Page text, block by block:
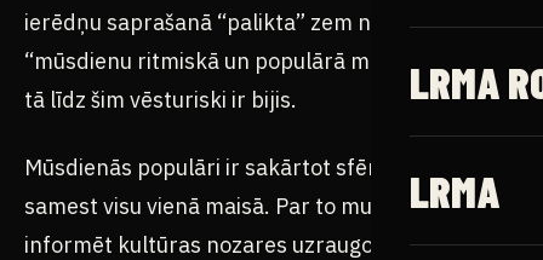
LRMA
LRMA
ierēdņu saprašanā “palikta” zem nosaukuma
“mūsdienu ritmiskā un populārā mūzika”. Tas nu
tā līdz šim vēsturiski ir bijis.
Mūsdienās populāri ir sakārtot sfēras, nevis
samest visu vienā maisā. Par to mums ir plānos
informēt kultūras nozares uzraugošās